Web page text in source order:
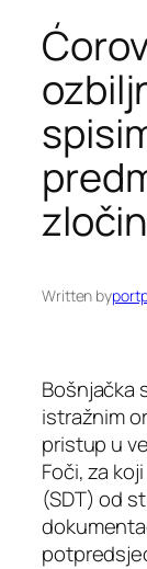
Written by
Bošnjačka
istražnim
pristup u
Foči, za
(SDT) od